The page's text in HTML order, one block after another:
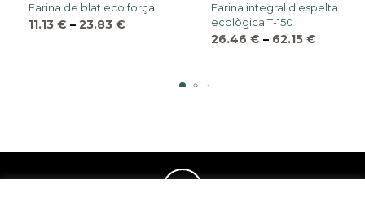
Farina de blat eco força
11.13 € – 23.83 €
Farina integral d’espelta
ecològica T-150
26.46 € – 62.15 €